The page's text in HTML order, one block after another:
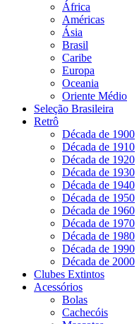
África
Américas
Ásia
Brasil
Caribe
Europa
Oceania
Oriente Médio
Seleção Brasileira
Retrô
Década de 1900
Década de 1910
Década de 1920
Década de 1930
Década de 1940
Década de 1950
Década de 1960
Década de 1970
Década de 1980
Década de 1990
Década de 2000
Clubes Extintos
Acessórios
Bolas
Cachecóis